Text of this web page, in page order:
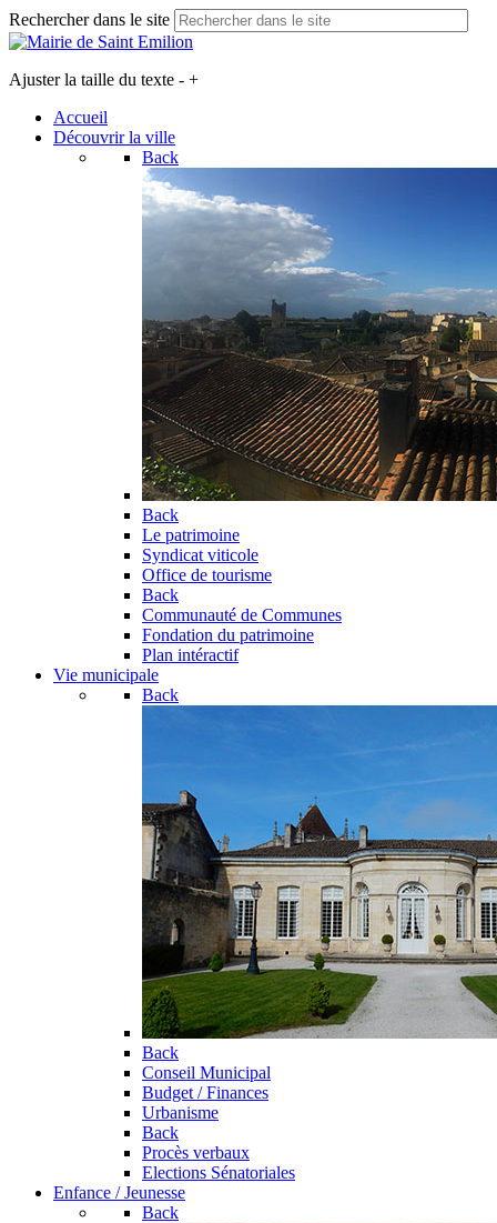
Rechercher dans le site
Ajuster la taille du texte - +
Accueil
Découvrir la ville
Back
Back
Le patrimoine
Syndicat viticole
Office de tourisme
Back
Communauté de Communes
Fondation du patrimoine
Plan intéractif
Vie municipale
Back
Back
Conseil Municipal
Budget / Finances
Urbanisme
Back
Procès verbaux
Elections Sénatoriales
Enfance / Jeunesse
Back